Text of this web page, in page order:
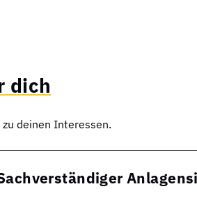
dich
deinen Interessen.